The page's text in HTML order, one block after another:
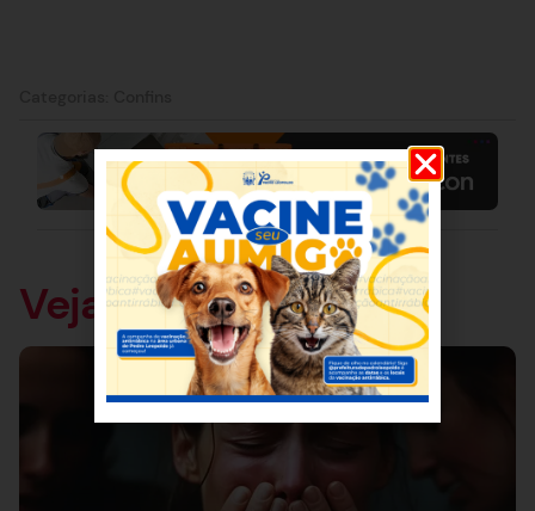
Veja também